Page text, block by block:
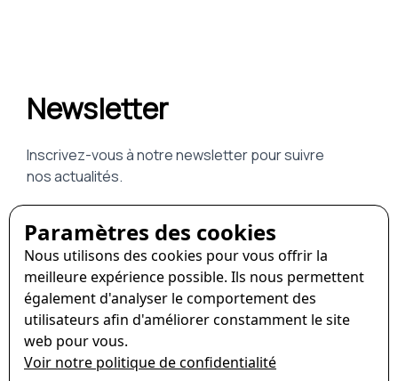
Paramètres des cookies
Nous utilisons des cookies pour vous offrir la
meilleure expérience possible. Ils nous permettent
également d'analyser le comportement des
utilisateurs afin d'améliorer constamment le site
web pour vous.
Voir notre politique de confidentialité